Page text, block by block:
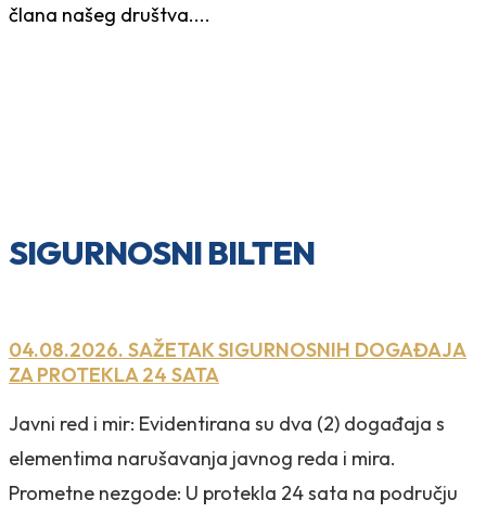
člana našeg društva....
SIGURNOSNI BILTEN
04.08.2026. SAŽETAK SIGURNOSNIH DOGAĐAJA
ZA PROTEKLA 24 SATA
Javni red i mir: Evidentirana su dva (2) događaja s
elementima narušavanja javnog reda i mira.
Prometne nezgode: U protekla 24 sata na području